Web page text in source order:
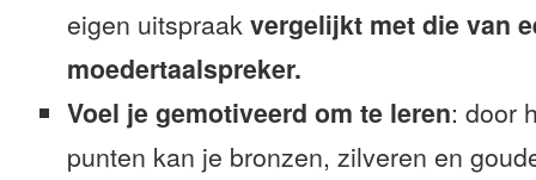
eigen uitspraak vergelijkt met die van
moedertaalspreker.
Voel je gemotiveerd om te leren: door
punten kan je bronzen, zilveren en